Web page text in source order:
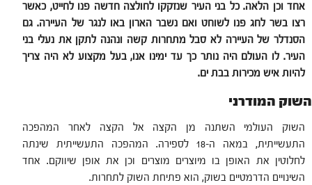
אחד וכן הלאה. כל בני העיר שנזקקו לחולצה חדשה פנו לחייט, כאשר
רצו בשר לחג פנו לשוחט ואם נשבר הארון באו לנגר של העיירה. גם
הסנדלר של העיירה לא סבל מתחרות קשה ונהנה לתקן את נעלי בני
העיר. לו העולם היה נותר כך עד ימינו אנו, בעל מקצוע לא היה צריך
להיות איש מכירות בבת ים.
השוק המודרני
השוק העולמי השתנה מן הקצה אל הקצה לאחר המהפכה
התעשייתית, במאה ה-18 לספירה. המהפכה התעשייתית שינתה
לחלוטין את האופן בו מיוצרים מוצרים וכן את אופן שיווקם. אחד
השינויים הדרמטיים בשוק, הוא פתיחת השוק לתחרות.